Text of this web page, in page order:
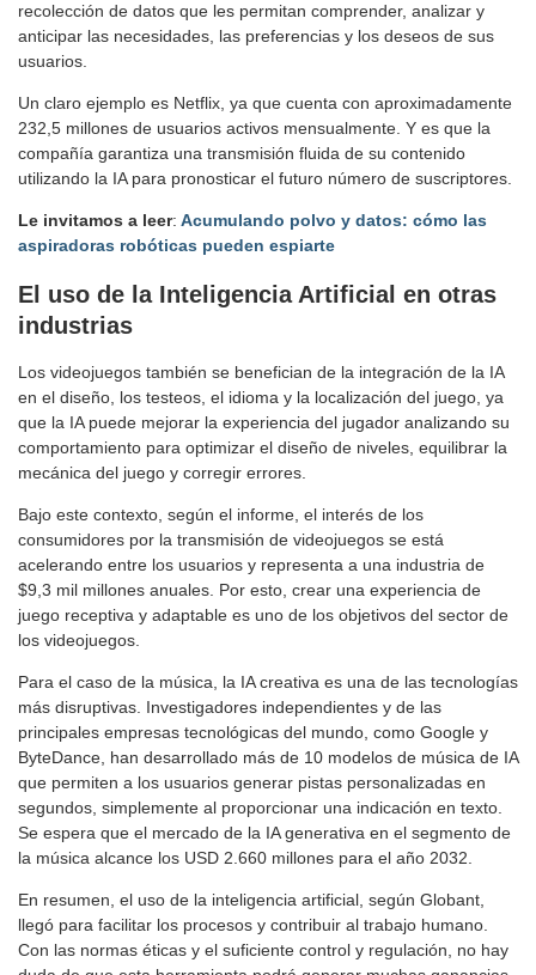
recolección de datos que les permitan comprender, analizar y
anticipar las necesidades, las preferencias y los deseos de sus
usuarios.
Un claro ejemplo es Netflix, ya que cuenta con aproximadamente
232,5 millones de usuarios activos mensualmente. Y es que la
compañía garantiza una transmisión fluida de su contenido
utilizando la IA para pronosticar el futuro número de suscriptores.
Le invitamos a leer: Acumulando polvo y datos: cómo las
aspiradoras robóticas pueden espiarte
El uso de la Inteligencia Artificial en otras
industrias
Los videojuegos también se benefician de la integración de la IA
en el diseño, los testeos, el idioma y la localización del juego, ya
que la IA puede mejorar la experiencia del jugador analizando su
comportamiento para optimizar el diseño de niveles, equilibrar la
mecánica del juego y corregir errores.
Bajo este contexto, según el informe, el interés de los
consumidores por la transmisión de videojuegos se está
acelerando entre los usuarios y representa a una industria de
$9,3 mil millones anuales. Por esto, crear una experiencia de
juego receptiva y adaptable es uno de los objetivos del sector de
los videojuegos.
Para el caso de la música, la IA creativa es una de las tecnologías
más disruptivas. Investigadores independientes y de las
principales empresas tecnológicas del mundo, como Google y
ByteDance, han desarrollado más de 10 modelos de música de IA
que permiten a los usuarios generar pistas personalizadas en
segundos, simplemente al proporcionar una indicación en texto.
Se espera que el mercado de la IA generativa en el segmento de
la música alcance los USD 2.660 millones para el año 2032.
En resumen, el uso de la inteligencia artificial, según Globant,
llegó para facilitar los procesos y contribuir al trabajo humano.
Con las normas éticas y el suficiente control y regulación, no hay